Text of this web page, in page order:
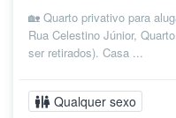
🏡 Quarto privativo para
Rua Celestino Júnior,
ser retirados). Casa ...
Qualquer sexo